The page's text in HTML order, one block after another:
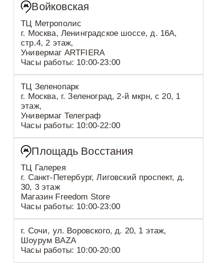
Войковская
ТЦ Метрополис
г. Москва, Ленинградское шоссе, д. 16А,
стр.4, 2 этаж,
Универмаг ARTFIERA
Часы работы: 10:00-23:00
ТЦ Зеленопарк
г. Москва, г. Зеленоград, 2-й мкрн, с 20, 1
этаж,
Универмаг Телеграф
Часы работы: 10:00-22:00
Площадь Восстания
ТЦ Галерея
г. Санкт-Петербург, Лиговский проспект, д.
30, 3 этаж
Магазин Freedom Store
Часы работы: 10:00-23:00
г. Сочи, ул. Воровского, д. 20, 1 этаж,
Шоурум BAZA
Часы работы: 10:00-20:00